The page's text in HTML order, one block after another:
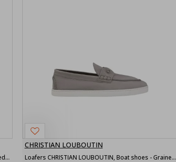
Loafers CHRISTIAN LOUBOUTIN, Boat shoes, Grained nubuck leather Agave
CHRISTIAN LOUBOUTIN
Loafers CHRISTIAN LOUBOUTIN, Boat shoes - Grained nubuck leather ,Phantom Grey